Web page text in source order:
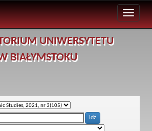
UNIWERSYTETU
BIAŁYMSTOKU